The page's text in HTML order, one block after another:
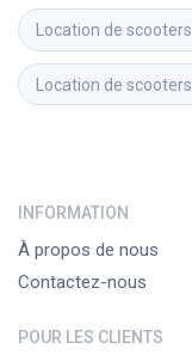
Location de scooters
Location de scooters
INFORMATION
À propos de nous
Contactez-nous
POUR LES CLIENTS